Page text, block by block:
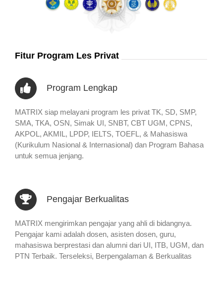
Fitur Program Les Privat
Program Lengkap
MATRIX siap melayani program les privat TK, SD, SMP,
SMA, TKA, OSN, Simak UI, SNBT, CBT UGM, CPNS,
AKPOL, AKMIL, LPDP, IELTS, TOEFL, & Mahasiswa
(Kurikulum Nasional & Internasional) dan Program Bahasa
untuk semua jenjang.
Pengajar Berkualitas
MATRIX mengirimkan pengajar yang ahli di bidangnya.
Pengajar kami adalah dosen, asisten dosen, guru,
mahasiswa berprestasi dan alumni dari UI, ITB, UGM, dan
PTN Terbaik. Terseleksi, Berpengalaman & Berkualitas